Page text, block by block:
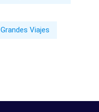
Grandes Viajes